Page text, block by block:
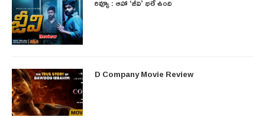
రివ్యూ : ఆహా ‘జీవి’ భలే ఉంది
D Company Movie Review